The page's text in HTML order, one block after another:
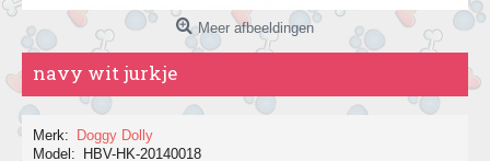
Meer afbeeldingen
navy wit jurkje
Merk:
Doggy Dolly
Model:
HBV-HK-20140018